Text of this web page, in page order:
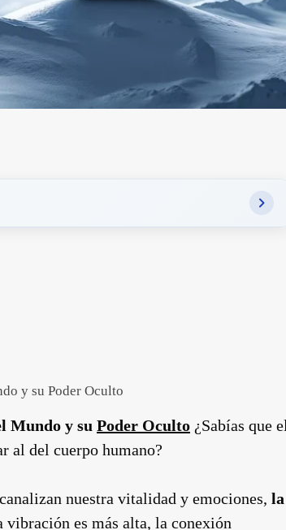
y su Poder Oculto
Mundo y su Poder Oculto ¿Sabías que
al del cuerpo humano?
nuestra vitalidad y emociones, la
vibración es más alta, la conexión